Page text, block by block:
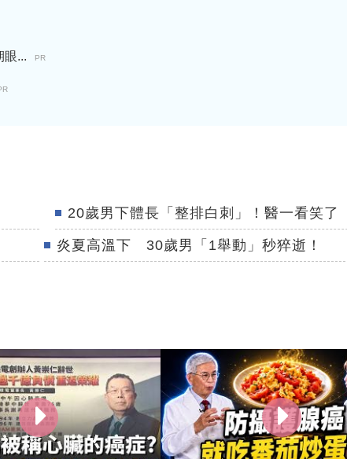
眼... PR
20歲男下體長「整排白刺」！醫一看笑了
炎夏高溫下 30歲男「1舉動」秒猝逝！